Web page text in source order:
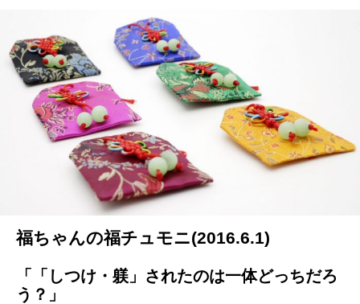
福ちゃんの福チュモニ(2016.6.1)
「「しつけ・躾」されたのは一体どっちだろ
う？」